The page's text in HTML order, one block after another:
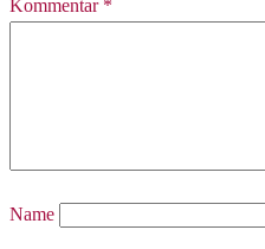
Kommentar *
Name